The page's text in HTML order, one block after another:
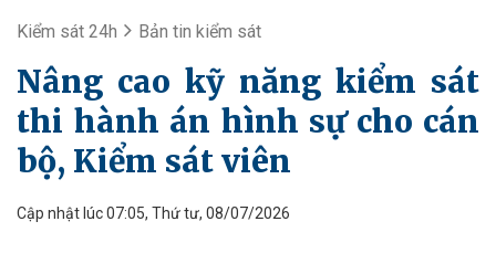
Kiểm sát 24h Bản tin kiểm sát
Nâng cao kỹ năng kiểm sát
thi hành án hình sự cho cán
bộ, Kiểm sát viên
Cập nhật lúc 07:05, Thứ tư, 08/07/2026